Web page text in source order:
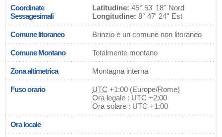
Coordinate
Sessagesimali
Latitudine: 45° 53' 18'' Nord
Longitudine: 8° 47' 24'' Est
Comune litoraneo Brinzio è un comune non litoraneo
Comune Montano Totalmente montano
Zona altimetrica Montagna interna
Fuso orario UTC +1:00 (Europe/Rome)
Ora legale : UTC +2:00
Ora solare : UTC +1:00
Ora locale